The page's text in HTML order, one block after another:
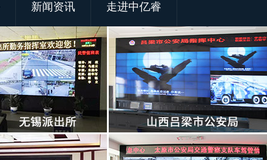
新闻资讯 走进中亿睿